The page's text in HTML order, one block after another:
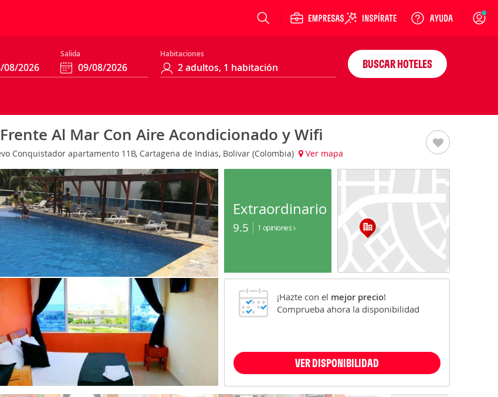
Login
Salida Habitaciones
BUSCAR HOTELES
Al Mar Con Aire Acondicionado y Wifi
Conquistador apartamento 11B, Cartagena de Indias, Bolivar (Colombia) Ver mapa
Extraordinario
9.5 1 opiniones
¡Hazte con el mejor precio!
Comprueba ahora la disponibilidad
VER DISPONIBILIDAD